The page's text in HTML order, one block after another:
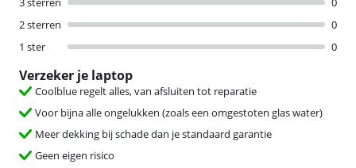
2 sterren
0
1 ster
0
Verzeker je laptop
Coolblue regelt alles, van afsluiten tot reparatie
Voor bijna alle ongelukken (zoals een omgestoten glas water)
Meer dekking bij schade dan je standaard garantie
Geen eigen risico